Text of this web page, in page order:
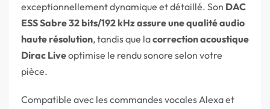
exceptionnellement dynamique et détaillé. Son DAC
ESS Sabre 32 bits/192 kHz assure une qualité audio
haute résolution, tandis que lacorrection acoustique
Dirac Liveoptimise le rendu sonore selon votre
pièce.
Compatible avec les commandes vocales Alexa et